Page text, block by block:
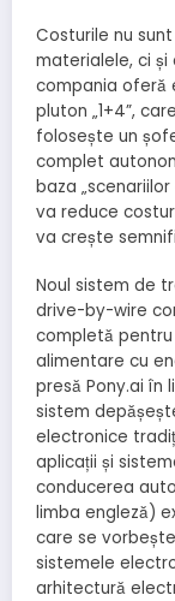
Costurile nu
materialele, ci și
compania oferă
pluton „1+4”,
folosește un
complet
baza
va reduce
va crește
Noul sistem de
drive-by-wire
completă
alimentare cu
presă Pony.ai în
sistem
electronice
aplicații și
conducerea
limba engleză)
care se
sistemele
arhitectură